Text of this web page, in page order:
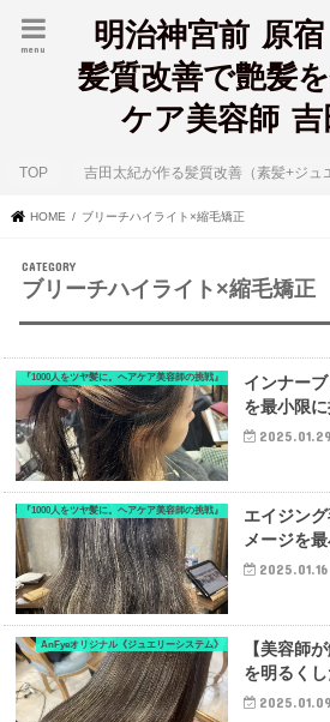
明治神宮前 原
髪質改善で艶髪
ケア美容師 吉
menu
TOP 吉田太紀が作る髪質改善（素髪+ジ
HOME ブリーチハイライト×縮毛矯正
ブリーチハイライト×縮毛矯正
『1000人をツヤ髪に。ヘアケア美容師の挑戦』
インナー
を最小限
2025.01.29
『1000人をツヤ髪に。ヘアケア美容師の挑戦』
エイジン
メージを
2025.01.16
AnFyeオリジナル《ジュエリーシステム》
【美容師
を明るく
2025.01.09